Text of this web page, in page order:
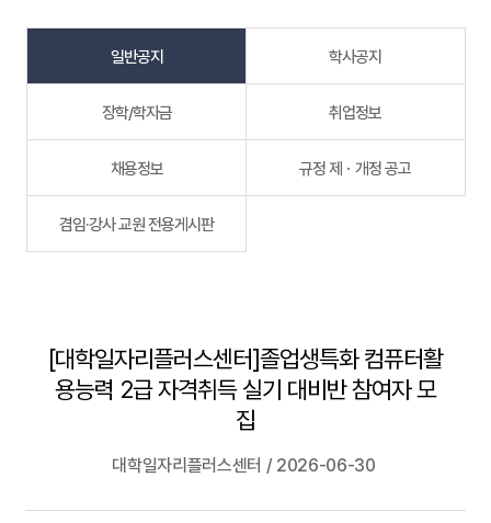
일반공지 학사공지
장학/학자금 취업정보
채용정보 규정 제ㆍ개정 공고
겸임·강사 교원 전용게시판
[대학일자리플러스센터]졸업생특화 컴퓨터활
용능력 2급 자격취득 실기 대비반 참여자 모
집
대학일자리플러스센터 / 2026-06-30